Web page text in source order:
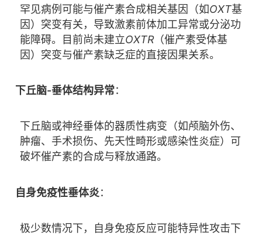
罕见病例可能与催产素合成相关基因（如OXT基
因）突变有关，导致激素前体加工异常或分泌功
能障碍。目前尚未建立OXTR（催产素受体基
因）突变与催产素缺乏症的直接因果关系。
下丘脑-垂体结构异常：
下丘脑或神经垂体的器质性病变（如颅脑外伤、
肿瘤、手术损伤、先天性畸形或感染性炎症）可
破坏催产素的合成与释放通路。
自身免疫性垂体炎：
极少数情况下，自身免疫反应可能特异性攻击下